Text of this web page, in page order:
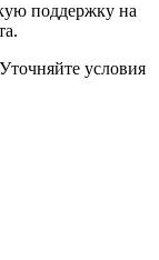
поддержку на
условия